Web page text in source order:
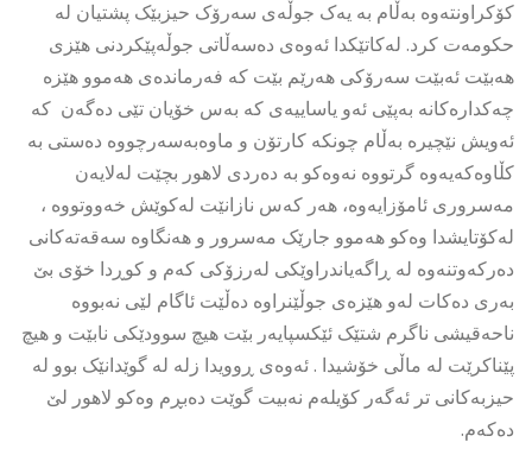
کۆکراونتەوە بەڵام بە یەک جوڵەی سەرۆک حیزبێک پشتیان لە
حکومەت کرد. لەکاتێکدا ئەوەی دەسەڵاتی جوڵەپێکردنی هێزی
هەبێت ئەبێت سەرۆکی هەرێم بێت کە فەرماندەی هەموو هێزە
چەکدارەکانە بەپێی ئەو یاساییەی کە بەس خۆیان تێی دەگەن کە
ئەویش نێچیرە بەڵام چونکە کارتۆن و ماوەبەسەرچووە دەستی بە
کڵاوەکەیەوە گرتووە نەوەکو بە دەردی لاهور بچێت لەلایەن
مەسروری ئامۆزایەوە، هەر کەس نازانێت لەکوێش خەووتووە ،
لەکۆتایشدا وەکو هەموو جارێک مەسرور و هەنگاوە سەقەتەکانی
دەرکەوتنەوە لە ڕاگەیاندراوێکی لەرزۆکی کەم و کوڕدا خۆی بێ
بەری دەکات لەو هێزەی جوڵێنراوە دەڵێت ئاگام لێی نەبووە
ناحەقیشی ناگرم شتێک ئێکسپایەر بێت هیچ سوودێکی نابێت و هیچ
پێناکرێت لە ماڵی خۆشیدا . ئەوەی ڕوویدا زلە لە گوێدانێک بوو لە
حیزبەکانی تر ئەگەر کۆیلەم نەبیت گوێت دەبڕم وەکو لاهور لێ
دەکەم.